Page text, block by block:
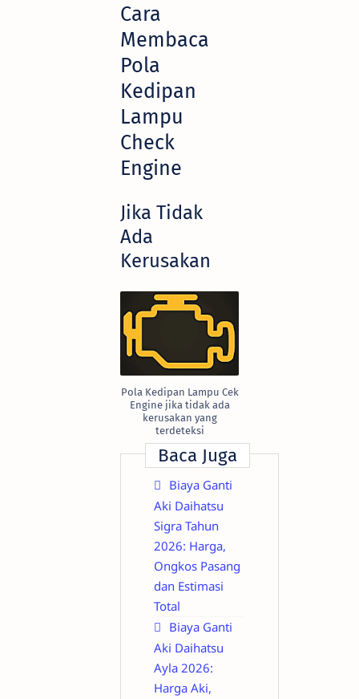
Cara
Membaca
Pola
Kedipan
Lampu
Check
Engine
Jika Tidak
Ada
Kerusakan
Pola Kedipan Lampu Cek
Engine jika tidak ada
kerusakan yang
terdeteksi
Baca Juga
Biaya Ganti
Aki Daihatsu
Sigra Tahun
2026: Harga,
Ongkos Pasang
dan Estimasi
Total
Biaya Ganti
Aki Daihatsu
Ayla 2026:
Harga Aki,